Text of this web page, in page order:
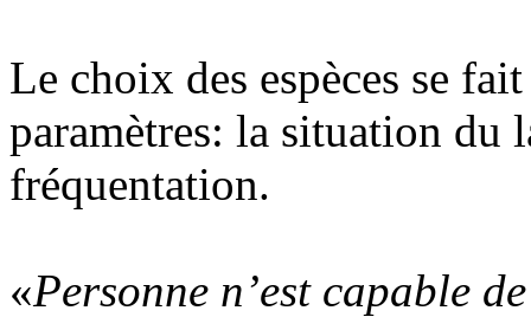
Le choix des espèces se
paramètres: la situation du
fréquentation.
«Personne n’est capable